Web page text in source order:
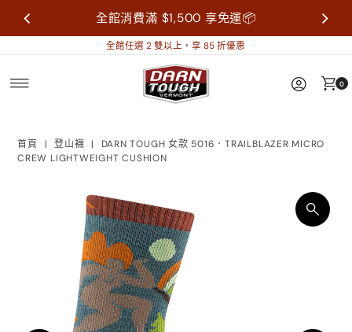
尺寸疑問歡迎來信詢問再做購買，襪子屬於個人
衛生用品，售出不做退換貨。
全館消費滿 $1,500 享免運📦
全館任選 2 雙以上，享 85 折優惠
0
首頁 | 登山襪 |
DARN TOUGH 女款 5016．TRAILBLAZER MICRO
CREW LIGHTWEIGHT CUSHION